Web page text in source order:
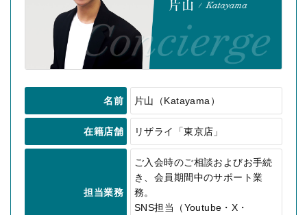
名前 片山（Katayama）
在籍店舗 リザライ「東京店」
担当業務
ご入会時のご相談およびお手続
き、会員期間中のサポート業
務。
SNS担当（Youtube・X・